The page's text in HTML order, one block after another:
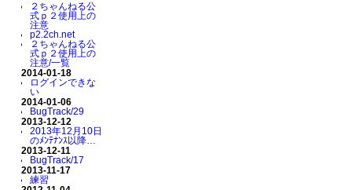
２ちゃんねる公
式ｐ２使用上の
注意
p2.2ch.net
２ちゃんねる公
式ｐ２使用上の
注意/一覧
2014-01-18
ログインできな
い
2014-01-06
BugTrack/29
2013-12-12
2013年12月10日
のﾒﾝﾃﾅﾝｽ以降…
2013-12-11
BugTrack/17
2013-11-17
練習